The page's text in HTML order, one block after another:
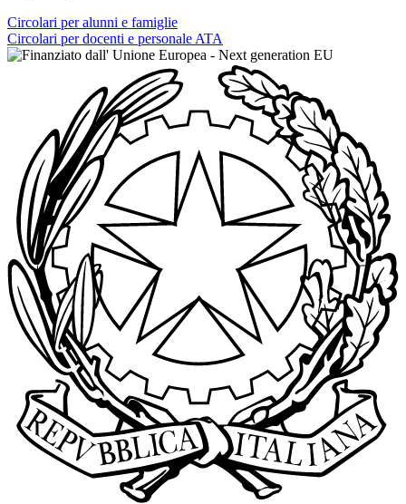
Circolari per alunni e famiglie
Circolari per docenti e personale ATA